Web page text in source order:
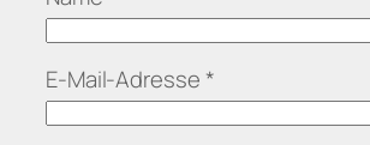
E-Mail-Adresse *